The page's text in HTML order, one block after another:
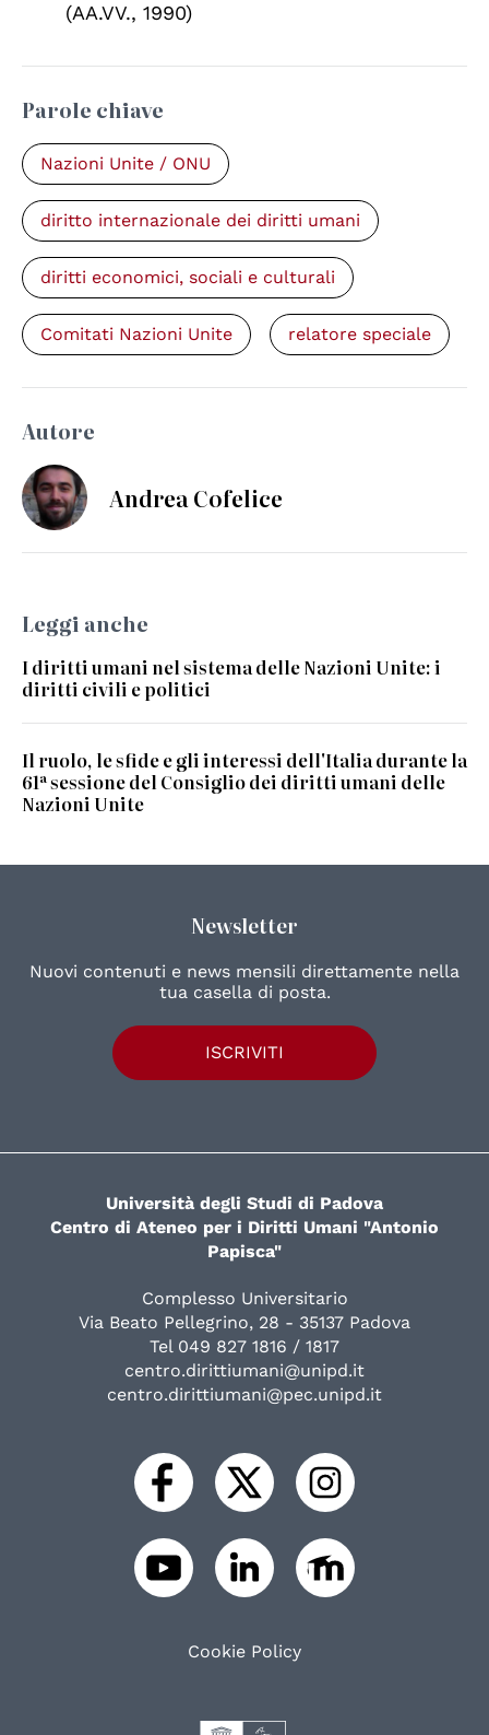
(AA.VV., 1990)
Parole chiave
Nazioni Unite / ONU
diritto internazionale dei diritti umani
diritti economici, sociali e culturali
Comitati Nazioni Unite relatore speciale
Autore
Andrea Cofelice
Leggi anche
I diritti umani nel sistema delle Nazioni Unite: i
diritti civili e politici
Il ruolo, le sfide e gli interessi dell'Italia durante la
61ª sessione del Consiglio dei diritti umani delle
Nazioni Unite
Newsletter
Nuovi contenuti e news mensili direttamente nella
tua casella di posta.
ISCRIVITI
Università degli Studi di Padova
Centro di Ateneo per i Diritti Umani "Antonio
Papisca"
Complesso Universitario
Via Beato Pellegrino, 28 - 35137 Padova
Tel 049 827 1816 / 1817
centro.dirittiumani@unipd.it
centro.dirittiumani@pec.unipd.it
Cookie Policy